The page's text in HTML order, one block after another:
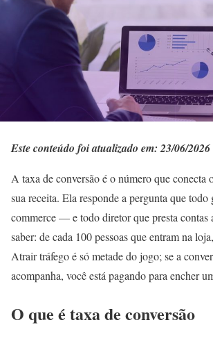
Este conteúdo foi atualizado em: 23/06/2026
A taxa de conversão é o número que conecta
sua receita. Ela responde a pergunta que todo
commerce — e todo diretor que presta
saber: de cada 100 pessoas que entram na
Atrair tráfego é só metade do jogo; se a
acompanha, você está pagando para encher
O que é taxa de conversão